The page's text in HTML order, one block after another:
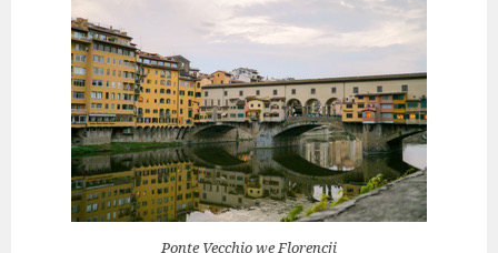
Ponte Vecchio we Florencji